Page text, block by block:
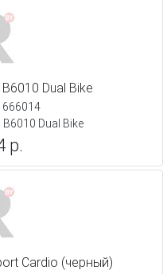
Dual Bike
666014
Dual Bike
р.
Cardio (черный)